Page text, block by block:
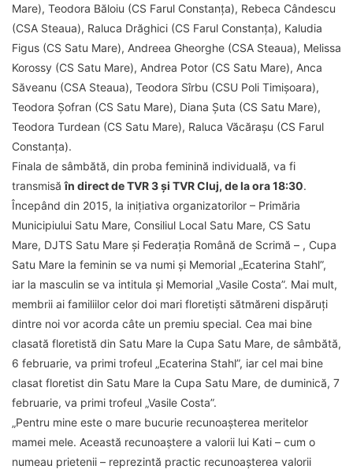
Mare), Teodora Băloiu (CS Farul Constanța), Rebeca Cândescu
(CSA Steaua), Raluca Drăghici (CS Farul Constanța), Kaludia
Figus (CS Satu Mare), Andreea Gheorghe (CSA Steaua), Melissa
Korossy (CS Satu Mare), Andrea Potor (CS Satu Mare), Anca
Săveanu (CSA Steaua), Teodora Sîrbu (CSU Poli Timișoara),
Teodora Șofran (CS Satu Mare), Diana Șuta (CS Satu Mare),
Teodora Turdean (CS Satu Mare), Raluca Văcărașu (CS Farul
Constanța).
Finala de sâmbătă, din proba feminină individuală, va fi
transmisăîn direct de TVR 3 și TVR Cluj, de la ora 18:30.
Începând din 2015, la inițiativa organizatorilor – Primăria
Municipiului Satu Mare, Consiliul Local Satu Mare, CS Satu
Mare, DJTS Satu Mare și Federația Română de Scrimă – , Cupa
Satu Mare la feminin se va numi și Memorial „Ecaterina Stahl”,
iar la masculin se va intitula și Memorial „Vasile Costa”. Mai mult,
membrii ai familiilor celor doi mari floretiști sătmăreni dispăruți
dintre noi vor acorda câte un premiu special. Cea mai bine
clasată floretistă din Satu Mare la Cupa Satu Mare, de sâmbătă,
6 februarie, va primi trofeul „Ecaterina Stahl”, iar cel mai bine
clasat floretist din Satu Mare la Cupa Satu Mare, de duminică, 7
februarie, va primi trofeul „Vasile Costa”.
„Pentru mine este o mare bucurie recunoașterea meritelor
mamei mele. Această recunoaștere a valorii lui Kati – cum o
numeau prietenii – reprezintă practic recunoașterea valorii